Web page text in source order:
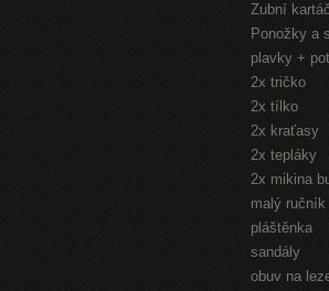
Zubní
Ponožky a
plavky +
2x tričko
2x tílko
2x kraťasy
2x tepláky
2x mikina
malý
pláštěnka
sandály
obuv na